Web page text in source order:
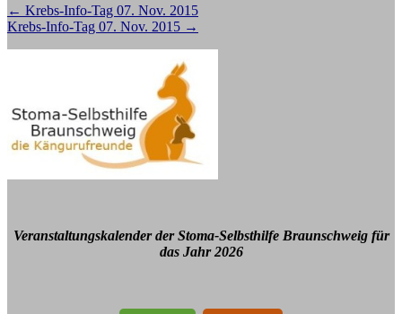
Beitragsnavigation
← Krebs-Info-Tag 07. Nov. 2015
Krebs-Info-Tag 07. Nov. 2015 →
Veranstaltungskalender der Stoma-Selbsthilfe Braunschweig für
das Jahr 2026